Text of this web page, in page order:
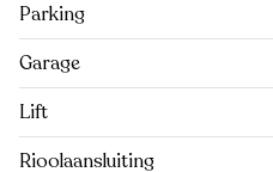
Parking
Garage
Lift
Rioolaansluiting